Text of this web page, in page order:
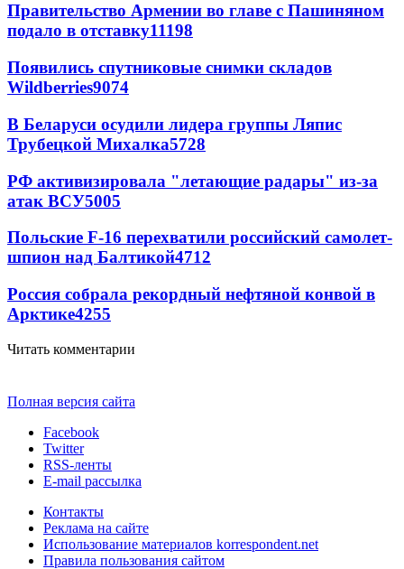
Правительство Армении во главе с Пашиняном
подало в отставку11198
Появились спутниковые снимки складов
Wildberries9074
В Беларуси осудили лидера группы Ляпис
Трубецкой Михалка5728
РФ активизировала "летающие радары" из-за
атак ВСУ5005
Польские F-16 перехватили российский самолет-
шпион над Балтикой4712
Россия собрала рекордный нефтяной конвой в
Арктике4255
Читать комментарии
Полная версия сайта
Facebook
Twitter
RSS-ленты
E-mail рассылка
Контакты
Реклама на сайте
Использование материалов korrespondent.net
Правила пользования сайтом